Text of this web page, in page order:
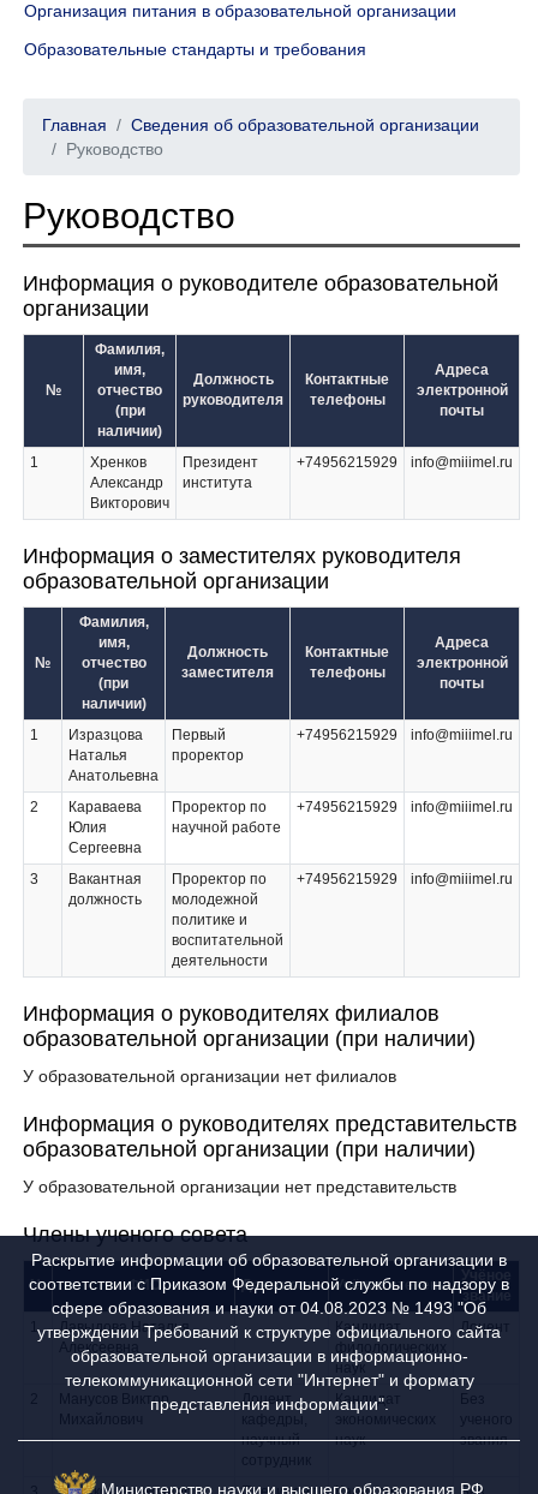
Организация питания в образовательной организации
Образовательные стандарты и требования
Главная
Сведения об образовательной организации
Руководство
Руководство
Информация о руководителе образовательной
организации
№
Фамилия,
имя,
отчество
(при
наличии)
Должность
руководителя
Контактные
телефоны
Адреса
электронной
почты
1
Хренков
Александр
Викторович
Президент
института
+74956215929 info@miiimel.ru
Информация о заместителях руководителя
образовательной организации
№
Фамилия,
имя,
отчество
(при
наличии)
Должность
заместителя
Контактные
телефоны
Адреса
электронной
почты
1
Изразцова
Наталья
Анатольевна
Первый
проректор
+74956215929 info@miiimel.ru
2
Караваева
Юлия
Сергеевна
Проректор по
научной работе
+74956215929 info@miiimel.ru
3
Вакантная
должность
Проректор по
молодежной
политике и
воспитательной
деятельности
+74956215929 info@miiimel.ru
Информация о руководителях филиалов
образовательной организации (при наличии)
У образовательной организации нет филиалов
Информация о руководителях представительств
образовательной организации (при наличии)
У образовательной организации нет представительств
Члены ученого совета
№ ФИО Должность Учёная степень
звание
1
Давыдова Наталья
Алексеевна
Кандидат
филологических
наук
Доцент
Манусов Виктор
Доцент
научный
Кандидат
наук
звания
Раскрытие информации об образовательной организации в
соответствии с Приказом Федеральной службы по надзору в
сфере образования и науки от 04.08.2023 № 1493 "Об
утверждении Требований к структуре официального сайта
образовательной организации в информационно-
телекоммуникационной сети "Интернет" и формату
представления информации".
Министерство науки и высшего образования РФ